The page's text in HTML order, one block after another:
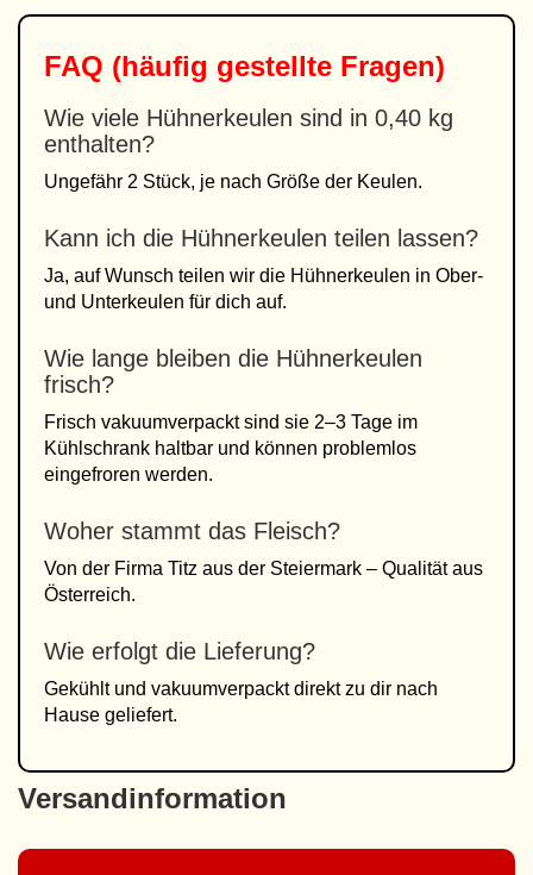
FAQ (häufig gestellte Fragen)
Wie viele Hühnerkeulen sind in 0,40 kg
enthalten?
Ungefähr 2 Stück, je nach Größe der Keulen.
Kann ich die Hühnerkeulen teilen lassen?
Ja, auf Wunsch teilen wir die Hühnerkeulen in Ober-
und Unterkeulen für dich auf.
Wie lange bleiben die Hühnerkeulen
frisch?
Frisch vakuumverpackt sind sie 2–3 Tage im
Kühlschrank haltbar und können problemlos
eingefroren werden.
Woher stammt das Fleisch?
Von der Firma Titz aus der Steiermark – Qualität aus
Österreich.
Wie erfolgt die Lieferung?
Gekühlt und vakuumverpackt direkt zu dir nach
Hause geliefert.
Versandinformation